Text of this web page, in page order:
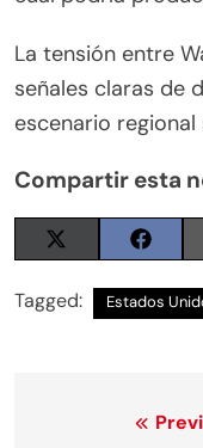
La tensión entre
señales claras de
escenario
Compartir esta
Share
on
X
(Twitter)
Share
on
Tagged: Estados
Navegación